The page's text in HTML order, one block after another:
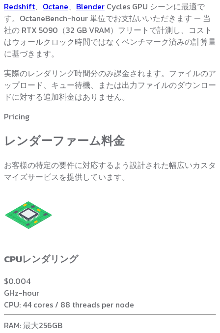
Redshift、 Octane、 Blender Cycles GPU シーンに最適で
す。OctaneBench-hour 単位でお支払いいただきます — 当
社の RTX 5090（32 GB VRAM）フリートで計測し、コスト
はウォールクロック時間ではなくベンチマーク済みの計算量
に基づきます。
実際のレンダリング時間分のみ課金されます。ファイルのア
ップロード、キュー待機、または出力ファイルのダウンロー
ドに対する追加料金はありません。
Pricing
レンダーファーム料金
お客様の特定の要件に対応するよう設計された幅広いカスタ
マイズサービスを提供しています。
CPUレンダリング
$0.004
GHz-hour
CPU: 44 cores / 88 threads per node
RAM: 最大256GB